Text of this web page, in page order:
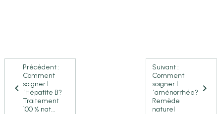
Précédent :
Comment
soigner l
´Hépatite B?
Traitement
100 % nat...
Suivant :
Comment
soigner l
´aménorrhée?
Remède
naturel